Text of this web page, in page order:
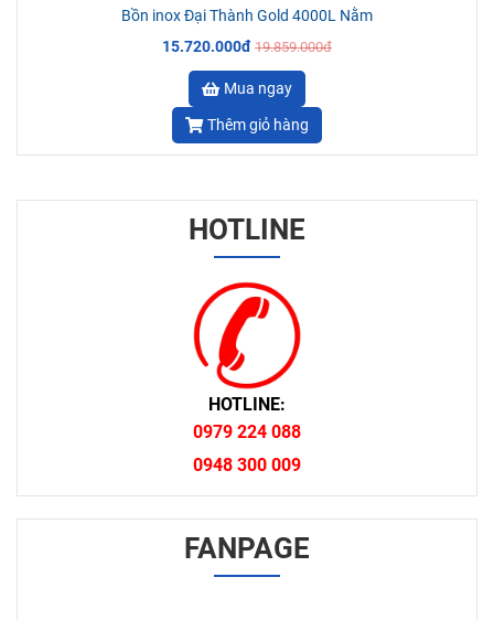
Bồn inox Đại Thành Gold 4000L Nằm
15.720.000đ 19.859.000đ
Mua ngay
Thêm giỏ hàng
HOTLINE
HOTLINE:
0979 224 088
0948 300 009
FANPAGE